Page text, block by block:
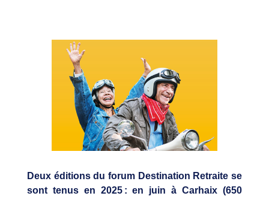
Deux éditions du forum Destination Retraite se
sont tenus en 2025 : en juin à Carhaix (650